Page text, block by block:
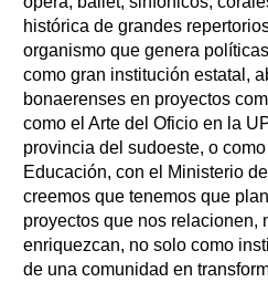
histórica de grandes
organismo que genera
como gran institución estatal,
bonaerenses en proyectos
como el Arte del Oficio en la
provincia del sudoeste, o
Educación, con el Ministerio
creemos que tenemos que
proyectos que nos relacionen,
enriquezcan, no solo como
de una comunidad en